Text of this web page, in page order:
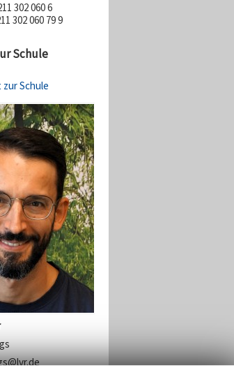
302 060 6
302 060 79 9
Schule
Schule